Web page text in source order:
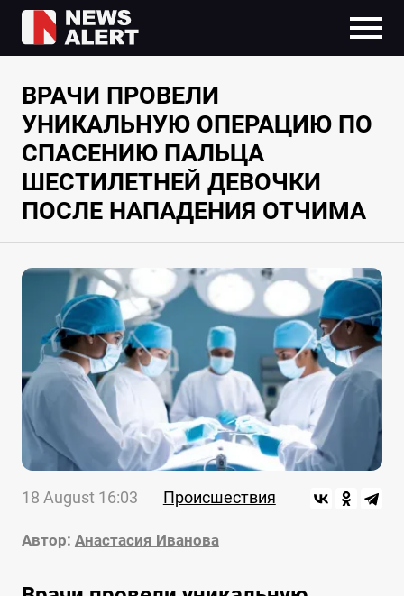
ВРАЧИ ПРОВЕЛИ
УНИКАЛЬНУЮ ОПЕРАЦИЮ ПО
СПАСЕНИЮ ПАЛЬЦА
ШЕСТИЛЕТНЕЙ ДЕВОЧКИ
ПОСЛЕ НАПАДЕНИЯ ОТЧИМА
18 August 16:03 Происшествия
Автор: Анастасия Иванова